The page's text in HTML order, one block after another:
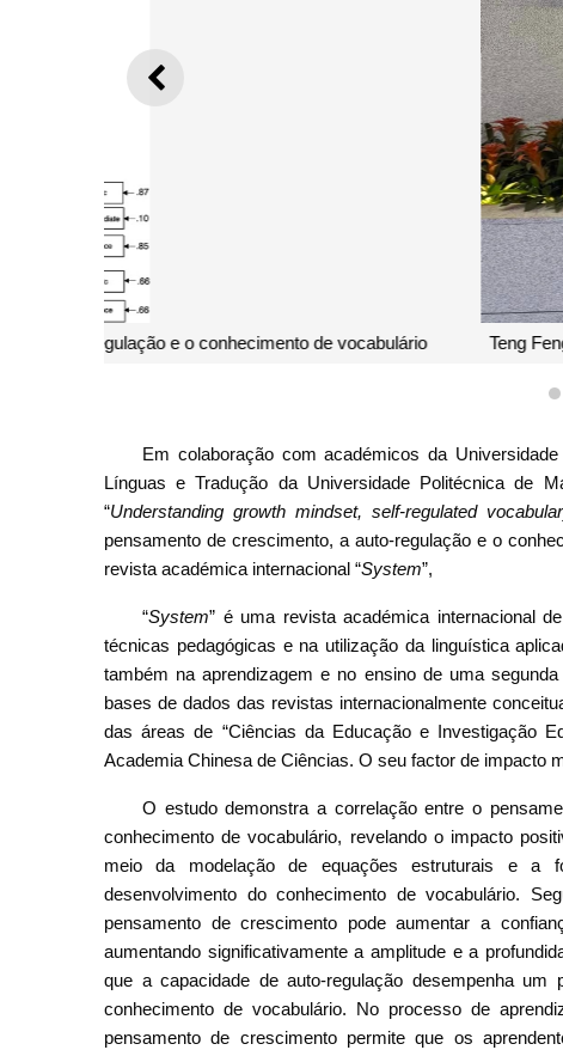
ANTERIOR
Teng Feng, Professor Adjunto da Faculdade de
1
Em colaboração com académicos da
Línguas e Tradução da Universidade Politécnica de
“Understanding growth mindset, self-regulated
pensamento de crescimento, a auto-regulação e o
revista académica internacional “System”,
“System” é uma revista académica internacional
técnicas pedagógicas e na utilização da linguística
também na aprendizagem e no ensino de uma
bases de dados das revistas internacionalmente
das áreas de “Ciências da Educação e Investigação
Academia Chinesa de Ciências. O seu factor de impacto
O estudo demonstra a correlação entre o
conhecimento de vocabulário, revelando o impacto
meio da modelação de equações estruturais e a
desenvolvimento do conhecimento de vocabulário.
pensamento de crescimento pode aumentar a
aumentando significativamente a amplitude e a
que a capacidade de auto-regulação desempenha
conhecimento de vocabulário. No processo de
pensamento de crescimento permite que os